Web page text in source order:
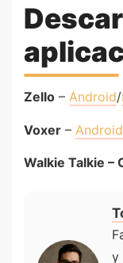
Zello – Android/
Voxer – Android
Walkie Talkie –
y